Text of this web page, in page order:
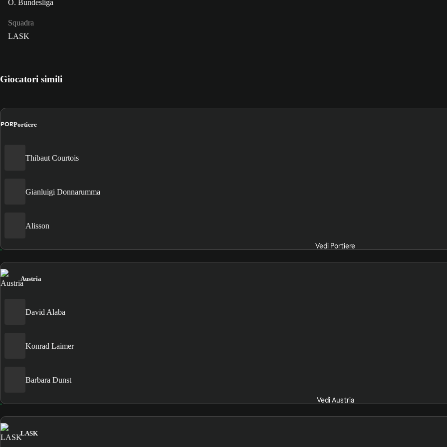
Ö. Bundesliga
Squadra
LASK
Giocatori simili
PORPortiere
Thibaut Courtois
Gianluigi Donnarumma
Alisson
Vedi Portiere
Austria
David Alaba
Konrad Laimer
Barbara Dunst
Vedi Austria
LASK